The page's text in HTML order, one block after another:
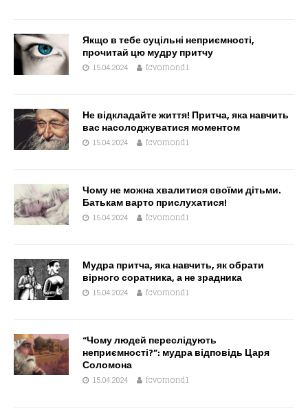
Якщо в тебе суцільні неприємності,
прочитай цю мудру притчу
15.04.2024 fcvomond1
Не відкладайте життя! Притча, яка навчить
вас насолоджуватися моментом
15.04.2024 fcvomond1
Чому не можна хвалитися своїми дітьми.
Батькам варто прислухатися!
15.04.2024 fcvomond1
Мудра притча, яка навчить, як обрати
вірного соратника, а не зрадника
15.04.2024 fcvomond1
“Чому людей переслідують
неприємності?”: мудра відповідь Царя
Соломона
15.04.2024 fcvomond1